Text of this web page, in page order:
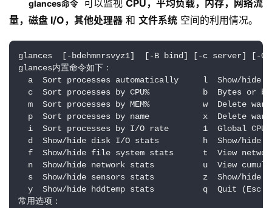
glances命令 可以监视 CPU，平均负载，内存，网络流
量，磁盘 I/O，其他处理器 和 文件系统 空间的利用情况。
glances  [-bdehmnrsvyz1]  [-B bind] [-c server]
glances内置命令如下：
a  Sort processes automatically     l  Show/hide
c  Sort processes by CPU%           b  Bytes or
m  Sort processes by MEM%           w  Delete
p  Sort processes by name           x  Delete
i  Sort processes by I/O rate       1  Global CPU
d  Show/hide disk I/O stats         h  Show/hide
f  Show/hide file system stats      t  View
n  Show/hide network stats          u  View
s  Show/hide sensors stats          z  Show/hide
y  Show/hide hddtemp stats          q  Quit (Esc
常用选项：